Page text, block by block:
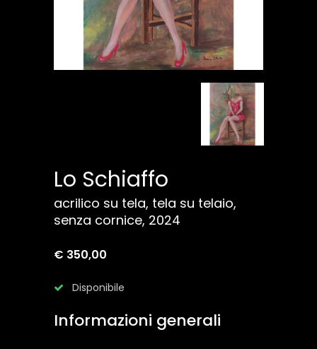
Lo Schiaffo
acrilico su tela, tela su telaio,
senza cornice, 2024
€ 350,00
Disponibile
Informazioni generali